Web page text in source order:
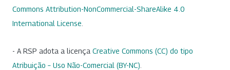
Commons Attribution-NonCommercial-ShareAlike 4.0
International License
- A RSP adota a licença Creative Commons (CC) do tipo
Atribuição – Uso Não-Comercial (BY-NC)